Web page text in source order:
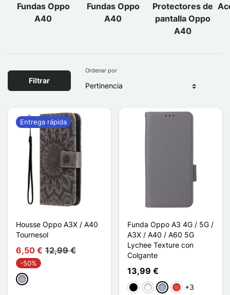
Fundas Oppo
A40
Fundas Oppo
A40
Protectores de
pantalla Oppo
A40
Filtrar
Ordenar por
Housse Oppo A3X / A40
Tournesol
6,50 € 12,99 €
-50%
Gris
Entrega rápida
Funda Oppo A3 4G / 5G /
A3X / A40 / A60 5G
Lychee Texture con
Colgante
13,99 €
NegroBlanco
Gris Rojo+3